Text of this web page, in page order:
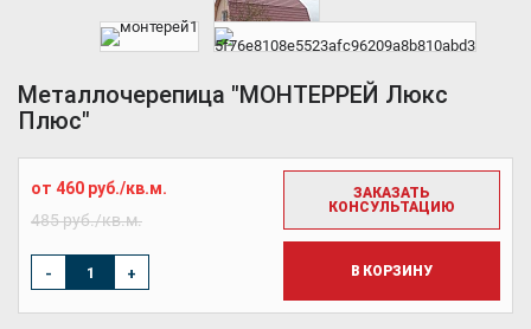
Металлочерепица "МОНТЕРРЕЙ Люкс
Плюс"
от 460 руб./кв.м.
485 руб./кв.м.
- +
ЗАКАЗАТЬ
КОНСУЛЬТАЦИЮ
В КОРЗИНУ